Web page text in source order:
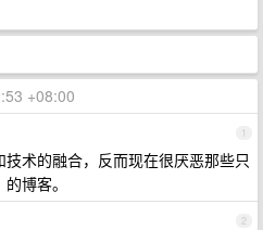
+08:00
1
术的融合，反而现在很厌恶那些只
博客。
2